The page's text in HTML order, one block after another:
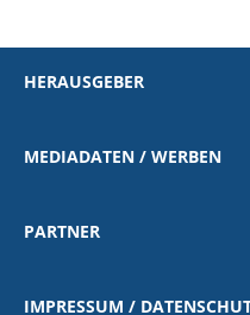
HERAUSGEBER
MEDIADATEN / WERBEN
PARTNER
IMPRESSUM /